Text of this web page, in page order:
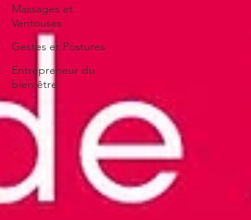
Massages et
Ventouses
Gestes et Postures
Entrepreneur du
bien être